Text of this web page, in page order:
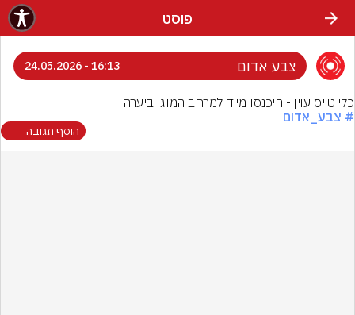
פוסט
צבע אדום 16:13 - 24.05.2026
כלי טייס עוין - היכנסו מייד למרחב המוגן ביערה
# צבע_אדום
הוסף תגובה